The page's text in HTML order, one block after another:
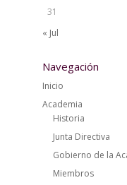
31
« Jul
Navegación
Inicio
Academia
Historia
Junta Directiva
Gobierno de la
Miembros